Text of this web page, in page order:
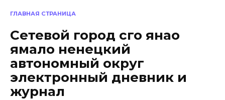
ГЛАВНАЯ СТРАНИЦА
Сетевой город сго янао
ямало ненецкий
автономный округ
электронный дневник и
журнал